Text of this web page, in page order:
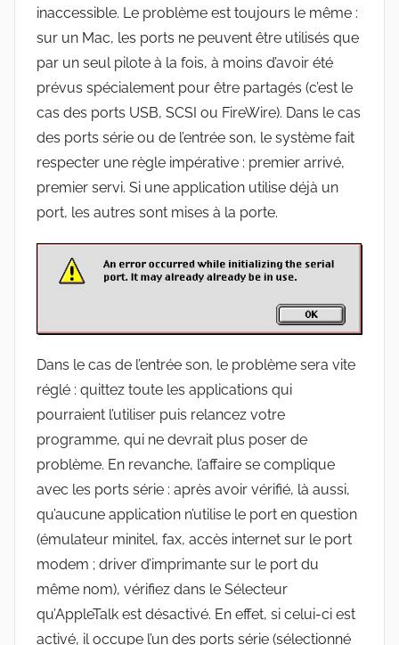
inaccessible. Le problème est toujours le même :
sur un Mac, les ports ne peuvent être utilisés que
par un seul pilote à la fois, à moins d’avoir été
prévus spécialement pour être partagés (c’est le
cas des ports USB, SCSI ou FireWire). Dans le cas
des ports série ou de l’entrée son, le système fait
respecter une règle impérative : premier arrivé,
premier servi. Si une application utilise déjà un
port, les autres sont mises à la porte.
Dans le cas de l’entrée son, le problème sera vite
réglé : quittez toute les applications qui
pourraient l’utiliser puis relancez votre
programme, qui ne devrait plus poser de
problème. En revanche, l’affaire se complique
avec les ports série : après avoir vérifié, là aussi,
qu’aucune application n’utilise le port en question
(émulateur minitel, fax, accès internet sur le port
modem ; driver d’imprimante sur le port du
même nom), vérifiez dans le Sélecteur
qu’AppleTalk est désactivé. En effet, si celui-ci est
activé, il occupe l’un des ports série (sélectionné